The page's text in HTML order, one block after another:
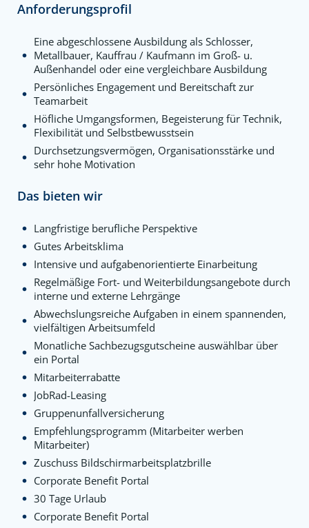
Anforderungsprofil
Eine abgeschlossene Ausbildung als Schlosser,
Metallbauer, Kauffrau / Kaufmann im Groß- u.
Außenhandel oder eine vergleichbare Ausbildung
Persönliches Engagement und Bereitschaft zur
Teamarbeit
Höfliche Umgangsformen, Begeisterung für Technik,
Flexibilität und Selbstbewusstsein
Durchsetzungsvermögen, Organisationsstärke und
sehr hohe Motivation
Das bieten wir
Langfristige berufliche Perspektive
Gutes Arbeitsklima
Intensive und aufgabenorientierte Einarbeitung
Regelmäßige Fort- und Weiterbildungsangebote durch
interne und externe Lehrgänge
Abwechslungsreiche Aufgaben in einem spannenden,
vielfältigen Arbeitsumfeld
Monatliche Sachbezugsgutscheine auswählbar über
ein Portal
Mitarbeiterrabatte
JobRad-Leasing
Gruppenunfallversicherung
Empfehlungsprogramm (Mitarbeiter werben
Mitarbeiter)
Zuschuss Bildschirmarbeitsplatzbrille
Corporate Benefit Portal
30 Tage Urlaub
Corporate Benefit Portal